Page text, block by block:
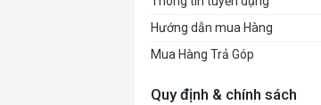
Hướng dẫn mua Hàng
Mua Hàng Trả Góp
Quy định & chính sách